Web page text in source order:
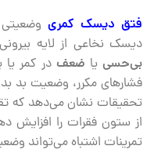
فتق دیسک کمریوضعیتی
دیسک نخاعی از لایه
بی‌حسییا ضعف در کمر
فشارهای مکرر، وضعیت بد
تحقیقات نشان می‌دهد که
از ستون فقرات را افزایش
تمرینات اشتباه می‌تواند